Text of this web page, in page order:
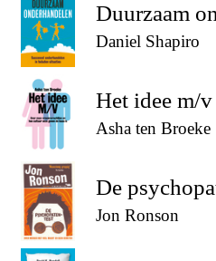
Duurzaam
Daniel Shapiro
Het idee m/v
Asha ten Broeke
De
Jon Ronson